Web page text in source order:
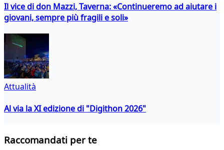
Il vice di don Mazzi, Taverna: «Continueremo ad aiutare i
giovani, sempre più fragili e soli»
Attualità
Al via la XI edizione di "Digithon 2026"
Raccomandati per te